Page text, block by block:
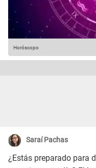
Horóscopo
Saraí Pachas
¿Estás preparado para